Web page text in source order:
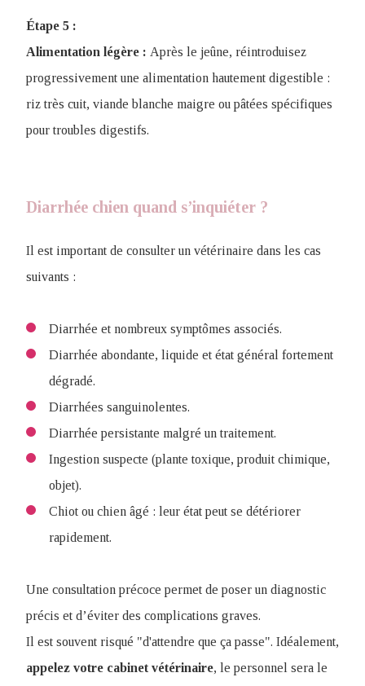
Étape 5 :
Alimentation légère : Après le jeûne, réintroduisez
progressivement une alimentation hautement digestible :
riz très cuit, viande blanche maigre ou pâtées spécifiques
pour troubles digestifs.
Diarrhée chien quand s’inquiéter ?
Il est important de consulter un vétérinaire dans les cas
suivants :
Diarrhée et nombreux symptômes associés.
Diarrhée abondante, liquide et état général fortement
dégradé.
Diarrhées sanguinolentes.
Diarrhée persistante malgré un traitement.
Ingestion suspecte (plante toxique, produit chimique,
objet).
Chiot ou chien âgé : leur état peut se détériorer
rapidement.
Une consultation précoce permet de poser un diagnostic
précis et d’éviter des complications graves.
Il est souvent risqué "d'attendre que ça passe". Idéalement,
appelez votre cabinet vétérinaire, le personnel sera le